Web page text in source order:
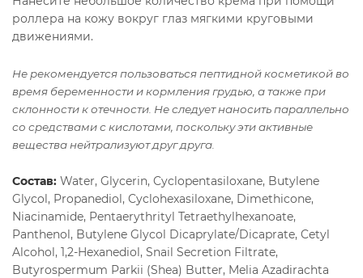
роллера на кожу вокруг глаз мягкими круговыми
движениями.
Не рекомендуeтся пользоваться пептидной косметикой во
время беременности и кормления грудью, а также при
склонности к отечности. Не следует наносить параллельно
со средствами с кислотами, поскольку эти активные
вещества нейтрализуют друг друга.
Состав: Water, Glycerin, Cyclopentasiloxane, Butylene
Glycol, Propanediol, Cyclohexasiloxane, Dimethicone,
Niacinamide, Pentaerythrityl Tetraethylhexanoate,
Panthenol, Butylene Glycol Dicaprylate/Dicaprate, Cetyl
Alcohol, 1,2-Hexanediol, Snail Secretion Filtrate,
Butyrospermum Parkii (Shea) Butter, Melia Azadirachta